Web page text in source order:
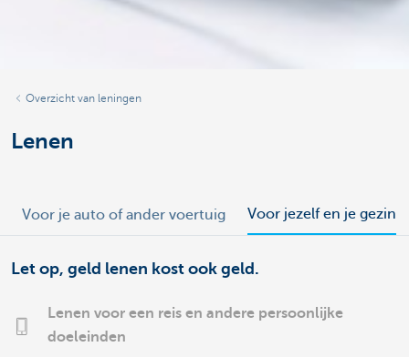
Overzicht van leningen
Lenen
Voor je auto of ander voertuig Voor jezelf en je gezin
Let op, geld lenen kost ook geld.
Lenen voor een reis en andere persoonlijke
doeleinden